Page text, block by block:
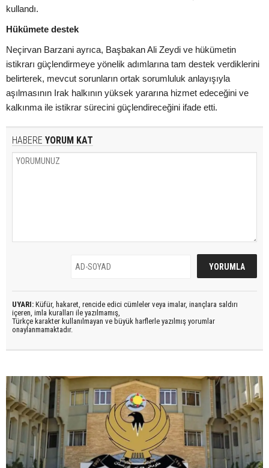
kullandı.
Hükümete destek
Neçirvan Barzani ayrıca, Başbakan Ali Zeydi ve hükümetin
istikrarı güçlendirmeye yönelik adımlarına tam destek verdiklerini
belirterek, mevcut sorunların ortak sorumluluk anlayışıyla
aşılmasının Irak halkının yüksek yararına hizmet edeceğini ve
kalkınma ile istikrar sürecini güçlendireceğini ifade etti.
HABERE YORUM KAT
UYARI: Küfür, hakaret, rencide edici cümleler veya imalar, inançlara saldırı
içeren, imla kuralları ile yazılmamış,
Türkçe karakter kullanılmayan ve büyük harflerle yazılmış yorumlar
onaylanmamaktadır.